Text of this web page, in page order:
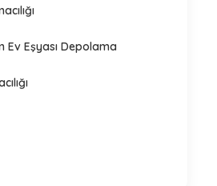
Ev Eşyası Depolama